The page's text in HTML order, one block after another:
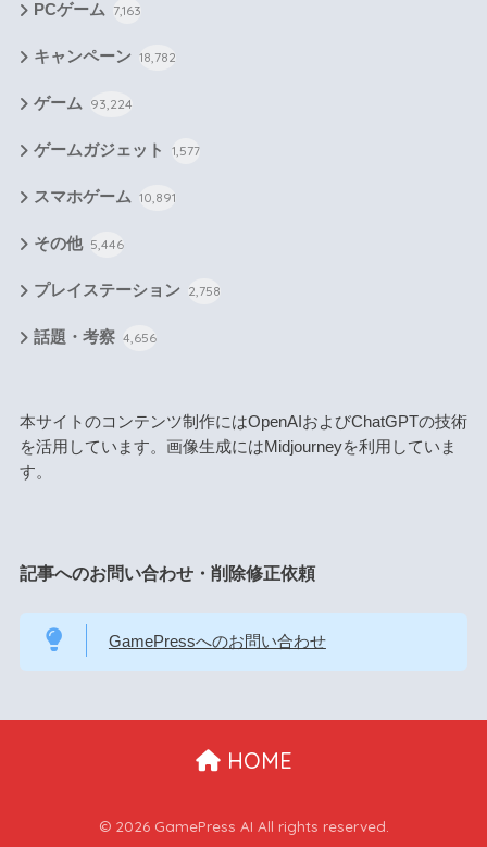
PCゲーム 7,163
キャンペーン 18,782
ゲーム 93,224
ゲームガジェット 1,577
スマホゲーム 10,891
その他 5,446
プレイステーション 2,758
話題・考察 4,656
本サイトのコンテンツ制作にはOpenAIおよびChatGPTの技術
を活用しています。画像生成にはMidjourneyを利用していま
す。
記事へのお問い合わせ・削除修正依頼
GamePressへのお問い合わせ
HOME
© 2026 GamePress AI All rights reserved.